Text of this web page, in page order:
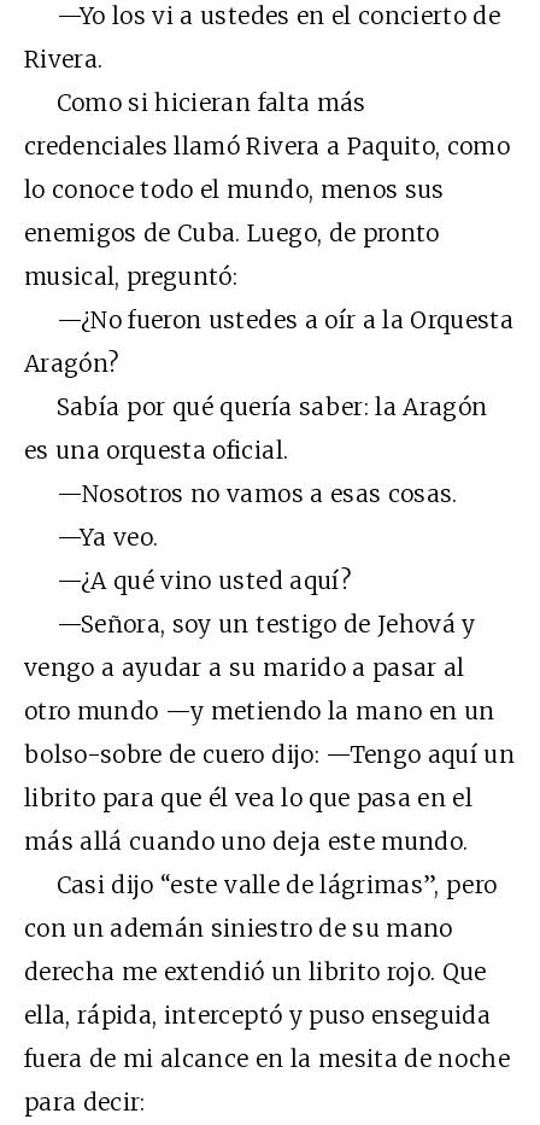
—Yo los vi a ustedes en el concierto de
Rivera.
Como si hicieran falta más
credenciales llamó Rivera a Paquito, como
lo conoce todo el mundo, menos sus
enemigos de Cuba. Luego, de pronto
musical, preguntó:
—¿No fueron ustedes a oír a la Orquesta
Aragón?
Sabía por qué quería saber: la Aragón
es una orquesta oficial.
—Nosotros no vamos a esas cosas.
—Ya veo.
—¿A qué vino usted aquí?
—Señora, soy un testigo de Jehová y
vengo a ayudar a su marido a pasar al
otro mundo —y metiendo la mano en un
bolso-sobre de cuero dijo: —Tengo aquí un
librito para que él vea lo que pasa en el
más allá cuando uno deja este mundo.
Casi dijo “este valle de lágrimas”, pero
con un ademán siniestro de su mano
derecha me extendió un librito rojo. Que
ella, rápida, interceptó y puso enseguida
fuera de mi alcance en la mesita de noche
para decir: